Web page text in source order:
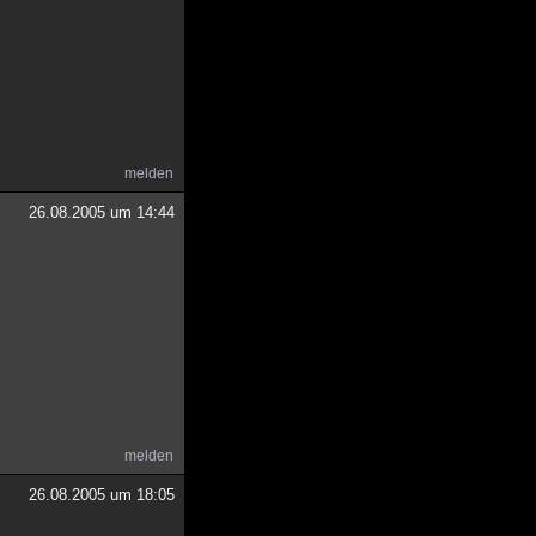
melden
26.08.2005 um 14:44
melden
26.08.2005 um 18:05